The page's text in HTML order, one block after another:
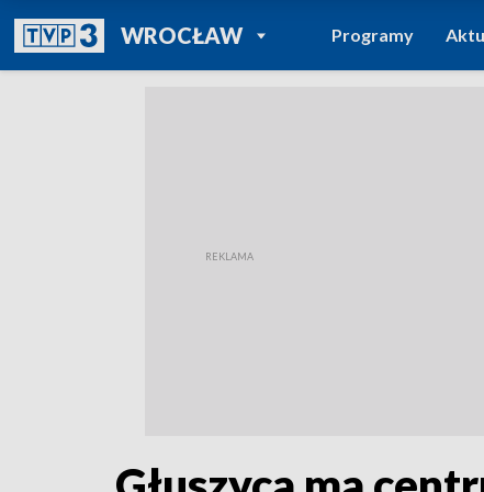
WROCŁAWPOWRÓT DO
TVP REGIONY
Programy